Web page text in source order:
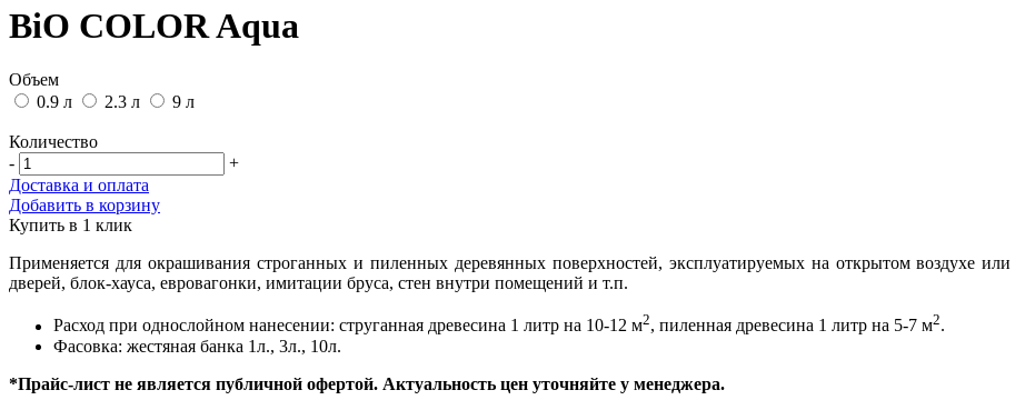
BiO COLOR Aqua
Объем
0.9 л
2.3 л 9 л
Количество
-
+
Доставка и оплата
Добавить в корзину
Купить в 1 клик
Применяется для окрашивания строганных и пиленных деревянных поверхностей, эксплуатируемых на открытом воздухе
дверей, блок-хауса, евровагонки, имитации бруса, стен внутри помещений и т.п.
Расход при однослойном нанесении: струганная древесина 1 литр на 10-12 м2, пиленная древесина 1 литр на 5-7 м2.
Фасовка: жестяная банка 1л., 3л., 10л.
*Прайс-лист не является публичной офертой. Актуальность цен уточняйте у менеджера.